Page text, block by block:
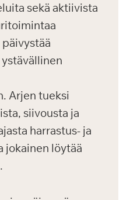
sekä aktiivista
Arjen tueksi
siivousta ja
harrastus- ja
jokainen löytää